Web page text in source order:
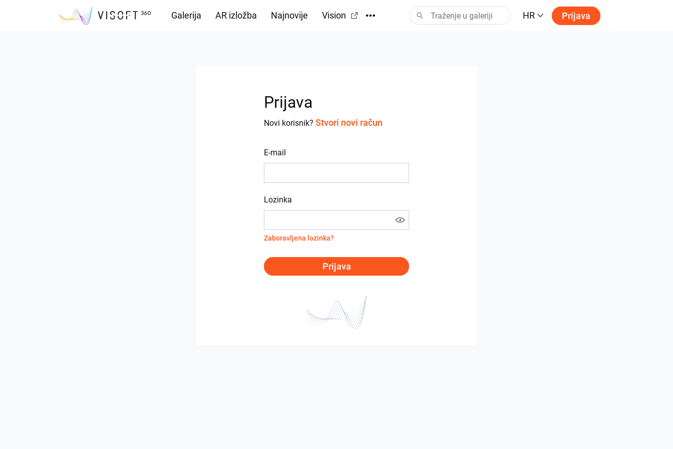
Galerija AR izložba Najnovije Vision HR Prijava
Prijava
Novi korisnik? Stvori novi račun
E-mail
Lozinka
Zaboravljena lozinka?
Prijava